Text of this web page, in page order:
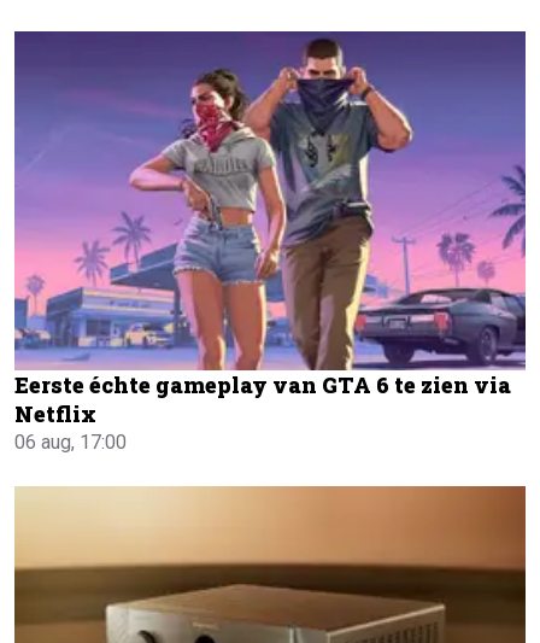
Eerste échte gameplay van GTA 6 te zien via
Netflix
06 aug, 17:00